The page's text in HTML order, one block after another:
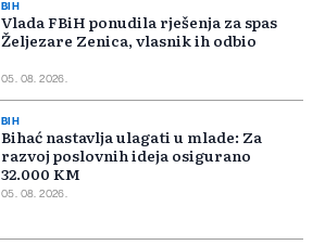
BIH
Vlada FBiH ponudila rješenja za spas
Željezare Zenica, vlasnik ih odbio
05. 08. 2026.
BIH
Bihać nastavlja ulagati u mlade: Za
razvoj poslovnih ideja osigurano
32.000 KM
05. 08. 2026.